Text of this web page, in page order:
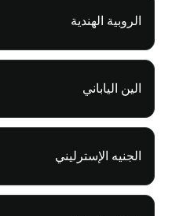
الروبية الهندية
الين الياباني
الجنيه الإسترليني